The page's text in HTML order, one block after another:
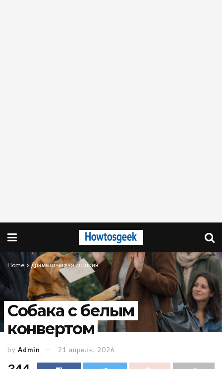
Home драматическая история
Собака с белым
конвертом
by Admin 21 апреля, 2026